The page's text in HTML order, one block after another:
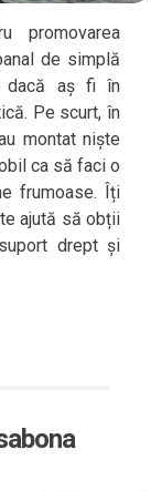
promovarea
de simplă
dacă aș fi în
Pe scurt, în
montat niște
ca să faci o
frumoase. Îți
ajută să obții
drept și